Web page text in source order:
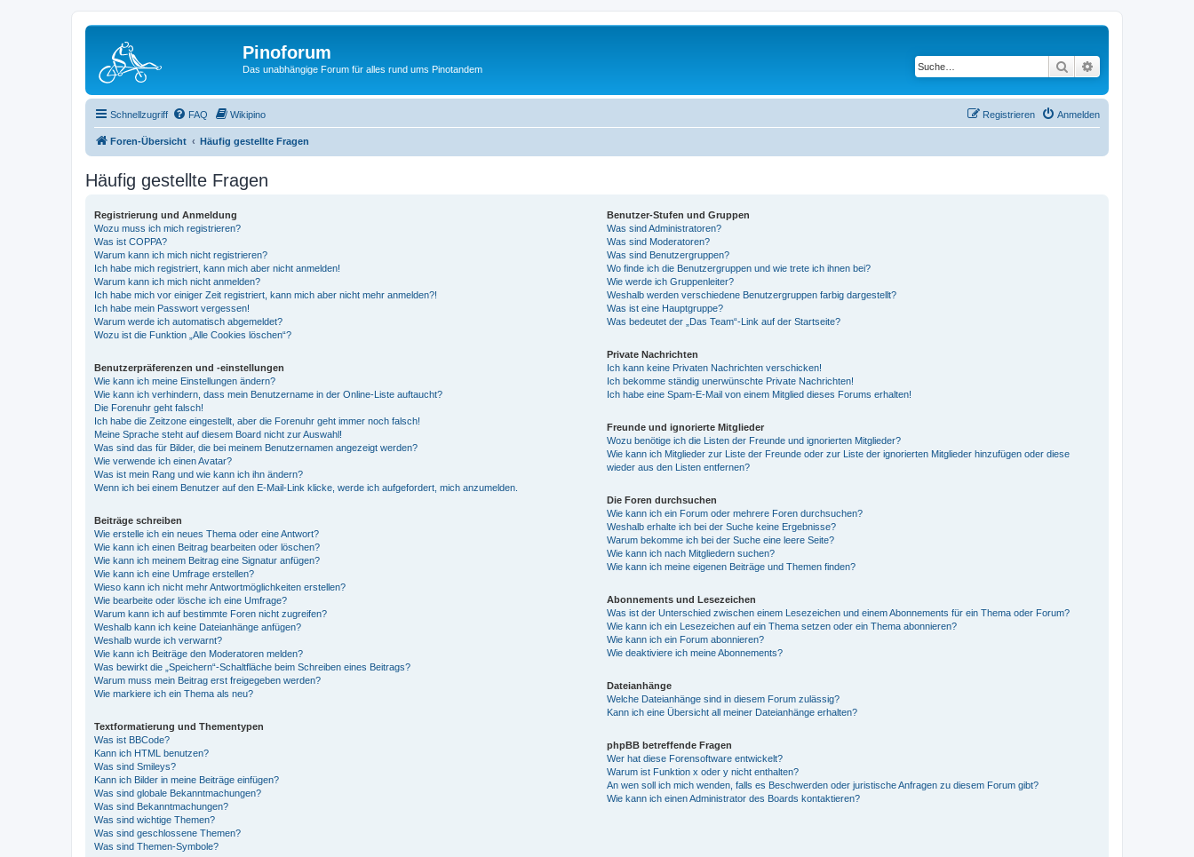
Pinoforum
Das unabhängige Forum für alles rund ums Pinotandem Suche
Schnellzugriff FAQ Wikipino Anmelden
Registrieren
Foren-Übersicht Häufig gestellte Fragen
Häufig gestellte Fragen
Registrierung und Anmeldung
Wozu muss ich mich registrieren?
Was ist COPPA?
Warum kann ich mich nicht registrieren?
Ich habe mich registriert, kann mich aber nicht anmelden!
Warum kann ich mich nicht anmelden?
Ich habe mich vor einiger Zeit registriert, kann mich aber nicht mehr anmelden?!
Ich habe mein Passwort vergessen!
Warum werde ich automatisch abgemeldet?
Wozu ist die Funktion „Alle Cookies löschen“?
Benutzerpräferenzen und -einstellungen
Wie kann ich meine Einstellungen ändern?
Wie kann ich verhindern, dass mein Benutzername in der Online-Liste auftaucht?
Die Forenuhr geht falsch!
Ich habe die Zeitzone eingestellt, aber die Forenuhr geht immer noch falsch!
Meine Sprache steht auf diesem Board nicht zur Auswahl!
Was sind das für Bilder, die bei meinem Benutzernamen angezeigt werden?
Wie verwende ich einen Avatar?
Was ist mein Rang und wie kann ich ihn ändern?
Wenn ich bei einem Benutzer auf den E-Mail-Link klicke, werde ich aufgefordert, mich anzumelden.
Beiträge schreiben
Wie erstelle ich ein neues Thema oder eine Antwort?
Wie kann ich einen Beitrag bearbeiten oder löschen?
Wie kann ich meinem Beitrag eine Signatur anfügen?
Wie kann ich eine Umfrage erstellen?
Wieso kann ich nicht mehr Antwortmöglichkeiten erstellen?
Wie bearbeite oder lösche ich eine Umfrage?
Warum kann ich auf bestimmte Foren nicht zugreifen?
Weshalb kann ich keine Dateianhänge anfügen?
Weshalb wurde ich verwarnt?
Wie kann ich Beiträge den Moderatoren melden?
Was bewirkt die „Speichern“-Schaltfläche beim Schreiben eines Beitrags?
Warum muss mein Beitrag erst freigegeben werden?
Wie markiere ich ein Thema als neu?
Textformatierung und Thementypen
Was ist BBCode?
Kann ich HTML benutzen?
Was sind Smileys?
Kann ich Bilder in meine Beiträge einfügen?
Was sind globale Bekanntmachungen?
Was sind Bekanntmachungen?
Was sind wichtige Themen?
Was sind geschlossene Themen?
Was sind Themen-Symbole?
Benutzer-Stufen und Gruppen
Was sind Administratoren?
Was sind Moderatoren?
Was sind Benutzergruppen?
Wo finde ich die Benutzergruppen und wie trete ich ihnen bei?
Wie werde ich Gruppenleiter?
Weshalb werden verschiedene Benutzergruppen farbig dargestellt?
Was ist eine Hauptgruppe?
Was bedeutet der „Das Team“-Link auf der Startseite?
Private Nachrichten
Ich kann keine Privaten Nachrichten verschicken!
Ich bekomme ständig unerwünschte Private Nachrichten!
Ich habe eine Spam-E-Mail von einem Mitglied dieses Forums erhalten!
Freunde und ignorierte Mitglieder
Wozu benötige ich die Listen der Freunde und ignorierten Mitglieder?
Wie kann ich Mitglieder zur Liste der Freunde oder zur Liste der ignorierten Mitglieder hinzufügen oder diese
wieder aus den Listen entfernen?
Die Foren durchsuchen
Wie kann ich ein Forum oder mehrere Foren durchsuchen?
Weshalb erhalte ich bei der Suche keine Ergebnisse?
Warum bekomme ich bei der Suche eine leere Seite?
Wie kann ich nach Mitgliedern suchen?
Wie kann ich meine eigenen Beiträge und Themen finden?
Abonnements und Lesezeichen
Was ist der Unterschied zwischen einem Lesezeichen und einem Abonnements für ein Thema oder Forum?
Wie kann ich ein Lesezeichen auf ein Thema setzen oder ein Thema abonnieren?
Wie kann ich ein Forum abonnieren?
Wie deaktiviere ich meine Abonnements?
Dateianhänge
Welche Dateianhänge sind in diesem Forum zulässig?
Kann ich eine Übersicht all meiner Dateianhänge erhalten?
phpBB betreffende Fragen
Wer hat diese Forensoftware entwickelt?
Warum ist Funktion x oder y nicht enthalten?
An wen soll ich mich wenden, falls es Beschwerden oder juristische Anfragen zu diesem Forum gibt?
Wie kann ich einen Administrator des Boards kontaktieren?